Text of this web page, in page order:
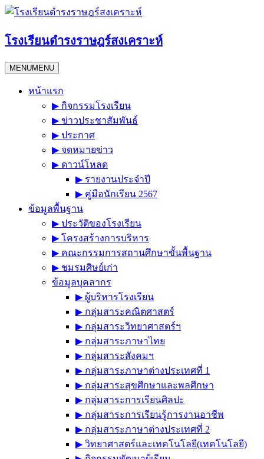
Skip
โรงเรียนดำรงราษฎร์สงเคราะห์
MENUMENU
หน้าแรก
▶︎ กิจกรรมโรงเรียน
▶︎ ข่าวประชาสัมพันธ์
▶︎ ประกาศ
▶︎ จดหมายข่าว
▶︎ ดาวน์โหลด
▶︎ รายงานประจำปี
▶︎ คู่มือนักเรียน 2567
ข้อมูลพื้นฐาน
▶︎ ประวัติของโรงเรียน
▶︎ โครงสร้างการบริหาร
▶︎ คณะกรรมการสถานศึกษาขั้นพื้นฐาน
▶︎ ชมรมศิษย์เก่า
ข้อมูลบุคลากร
▶︎ ผู้บริหารโรงเรียน
▶︎ กลุ่มสาระคณิตศาสตร์
▶︎ กลุ่มสาระวิทยาศาสตร์ฯ
▶︎ กลุ่มสาระภาษาไทย
▶︎ กลุ่มสาระสังคมฯ
▶︎ กลุ่มสาระภาษาต่างประเทศที่ 1
▶︎ กลุ่มสาระสุขศึกษาและพลศึกษา
▶︎ กลุ่มสาระการเรียนศิลปะ
▶︎ กลุ่มสาระการเรียนรู้การงานอาชีพ
▶︎ กลุ่มสาระภาษาต่างประเทศที่ 2
▶︎ วิทยาศาสตร์และเทคโนโลยี(เทคโนโลยี)